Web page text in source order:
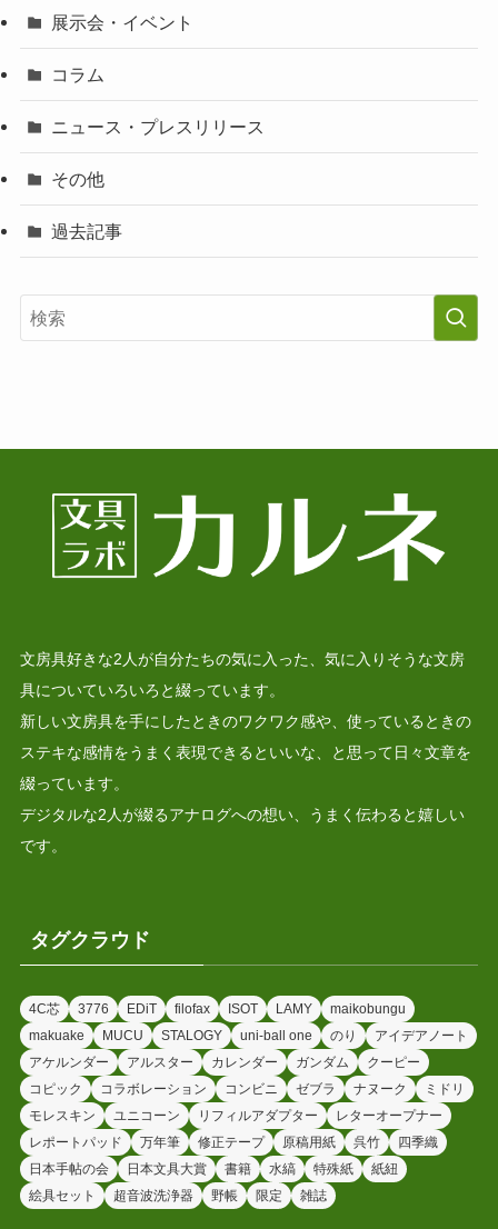
展示会・イベント
コラム
ニュース・プレスリリース
その他
過去記事
文房具好きな2人が自分たちの気に入った、気に入りそうな文房
具についていろいろと綴っています。
新しい文房具を手にしたときのワクワク感や、使っているときの
ステキな感情をうまく表現できるといいな、と思って日々文章を
綴っています。
デジタルな2人が綴るアナログへの想い、うまく伝わると嬉しい
です。
タグクラウド
4C芯 3776 EDiT filofax ISOT LAMY
maikobungu
makuake
MUCU STALOGY uni-ball one のり
アイデアノート
アケルンダー
アルスター カレンダー ガンダム
クーピー
コピック
コラボレーション コンビニ ゼブラ ナヌーク
ミドリ
モレスキン
ユニコーン リフィルアダプター
レターオープナー
レポートパッド
万年筆 修正テープ 原稿用紙 呉竹
四季織
日本手帖の会
日本文具大賞 書籍 水縞 特殊紙
紙紐
絵具セット
超音波洗浄器 野帳 限定 雑誌